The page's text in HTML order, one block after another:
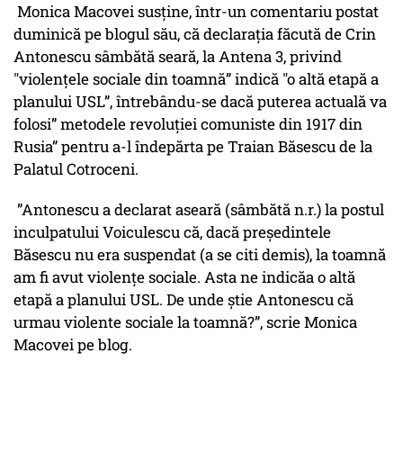
Monica Macovei susţine, într-un comentariu postat
duminică pe blogul său, că declarația făcută de Crin
Antonescu sâmbătă seară, la Antena 3, privind
"violențele sociale din toamnă” indică "o altă etapă a
planului USL”, întrebându-se dacă puterea actuală va
folosi” metodele revoluției comuniste din 1917 din
Rusia” pentru a-l îndepărta pe Traian Băsescu de la
Palatul Cotroceni.
”Antonescu a declarat aseară (sâmbătă n.r.) la postul
inculpatului Voiculescu că, dacă preşedintele
Băsescu nu era suspendat (a se citi demis), la toamnă
am fi avut violenţe sociale. Asta ne indicăa o altă
etapă a planului USL. De unde ştie Antonescu că
urmau violente sociale la toamnă?”, scrie Monica
Macovei pe blog.